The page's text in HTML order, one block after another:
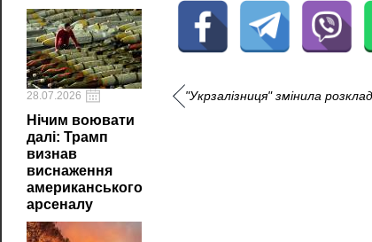
28.07.2026
Нічим воювати
далі: Трамп
визнав
виснаження
американського
арсеналу
"Укрзалізниця" змінила